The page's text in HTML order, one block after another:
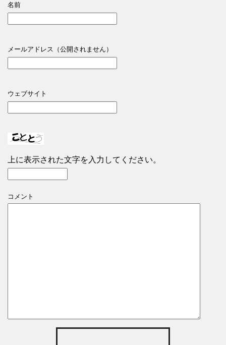
名前
メールアドレス（公開されません）
ウェブサイト
上に表示された文字を入力してください。
コメント